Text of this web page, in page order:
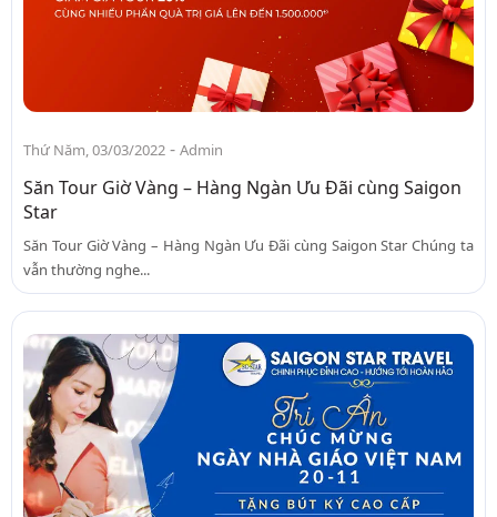
Thứ Năm, 03/03/2022 - Admin
Săn Tour Giờ Vàng – Hàng Ngàn Ưu Đãi cùng Saigon
Star
Săn Tour Giờ Vàng – Hàng Ngàn Ưu Đãi cùng Saigon Star Chúng ta
vẫn thường nghe...